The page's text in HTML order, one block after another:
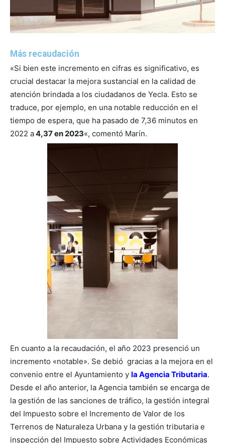
Más recaudación
«Si bien este incremento en cifras es significativo, es
crucial destacar la mejora sustancial en la calidad de
atención brindada a los ciudadanos de Yecla. Esto se
traduce, por ejemplo, en una notable reducción en el
tiempo de espera, que ha pasado de 7,36 minutos en
2022 a4,37 en 2023«, comentó Marín.
En cuanto a la recaudación, el año 2023 presenció un
incremento «notable». Se debió gracias a la mejora en el
convenio entre el Ayuntamiento y la Agencia Tributaria.
Desde el año anterior, la Agencia también se encarga de
la gestión de las sanciones de tráfico, la gestión integral
del Impuesto sobre el Incremento de Valor de los
Terrenos de Naturaleza Urbana y la gestión tributaria e
inspección del Impuesto sobre Actividades Económicas